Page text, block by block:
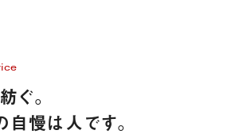
ぐ。
自慢は人です。